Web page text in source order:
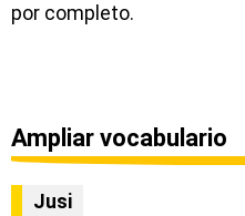
por completo.
Ampliar vocabulario
Jusi